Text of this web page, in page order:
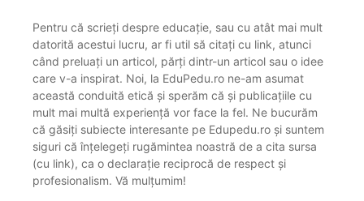
Pentru că scrieți despre educație, sau cu atât mai mult
datorită acestui lucru, ar fi util să citați cu link, atunci
când preluați un articol, părți dintr-un articol sau o idee
care v-a inspirat. Noi, la EduPedu.ro ne-am asumat
această conduită etică și sperăm că și publicațiile cu
mult mai multă experiență vor face la fel. Ne bucurăm
că găsiți subiecte interesante pe Edupedu.ro și suntem
siguri că înțelegeți rugămintea noastră de a cita sursa
(cu link), ca o declarație reciprocă de respect și
profesionalism. Vă mulțumim!